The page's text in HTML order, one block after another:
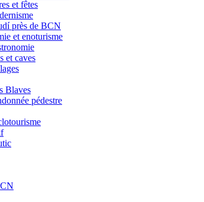
et fêtes
près de BCN
et enoturisme
et caves
Blaves
pédestre